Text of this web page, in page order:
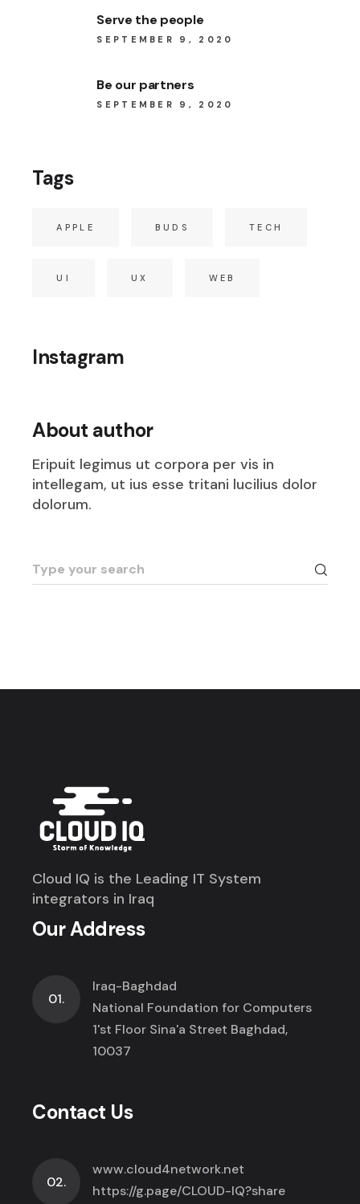
Serve the people
SEPTEMBER 9, 2020
Be our partners
SEPTEMBER 9, 2020
Tags
APPLE BUDS TECH
UI UX WEB
Instagram
About author
Eripuit legimus ut corpora per vis in
intellegam, ut ius esse tritani lucilius dolor
dolorum.
Cloud IQ is the Leading IT System
integrators in Iraq
Our Address
01.
Iraq-Baghdad
National Foundation for Computers
1'st Floor Sina'a Street Baghdad,
10037
Contact Us
02.
www.cloud4network.net
https://g.page/CLOUD-IQ?share